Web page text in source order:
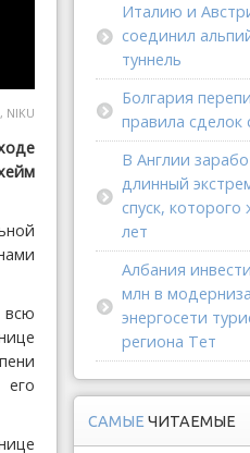
NIKU
всю
его
Италию и
соединил
туннель
Болгария
правила сделок
В Англии
длинный
спуск,
лет
Албания
млн в
энергосети
региона Тет
САМЫЕ ЧИТАЕМЫЕ